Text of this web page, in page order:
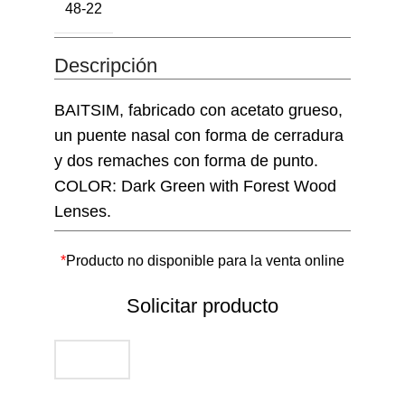
48-22
Descripción
BAITSIM, fabricado con acetato grueso,
un puente nasal con forma de cerradura
y dos remaches con forma de punto.
COLOR: Dark Green with Forest Wood
Lenses.
*Producto no disponible para la venta online
Solicitar producto